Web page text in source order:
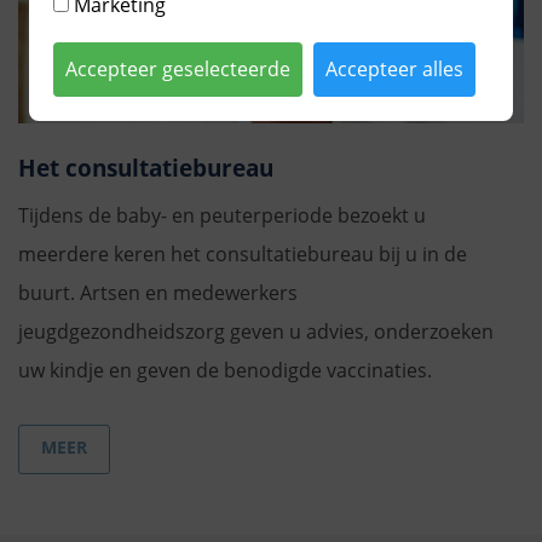
Het consultatiebureau
Tijdens de baby- en peuterperiode bezoekt u
meerdere keren het consultatiebureau bij u in de
buurt. Artsen en medewerkers
jeugdgezondheidszorg geven u advies, onderzoeken
uw kindje en geven de benodigde vaccinaties.
MEER
Accepteer geselecteerde Accepteer alles